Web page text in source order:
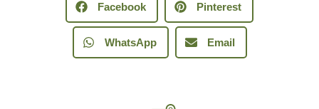
Facebook Pinterest
WhatsApp Email